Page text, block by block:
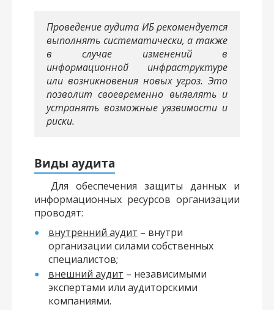
Проведение аудита ИБ рекомендуется
выполнять систематически, а также
в случае изменений в
информационной инфраструктуре
или возникновения новых угроз. Это
позволит своевременно выявлять и
устранять возможные уязвимости и
риски.
Виды аудита
Для обеспечения защиты данных и
информационных ресурсов организации
проводят:
внутренний аудит – внутри
организации силами собственных
специалистов;
внешний аудит – независимыми
экспертами или аудиторскими
компаниями.